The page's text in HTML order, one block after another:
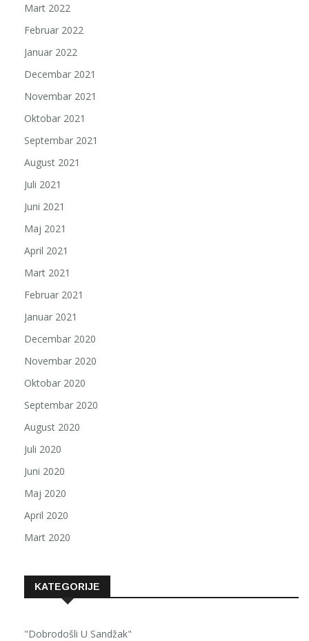
Mart 2022
Februar 2022
Januar 2022
Decembar 2021
Novembar 2021
Oktobar 2021
Septembar 2021
August 2021
Juli 2021
Juni 2021
Maj 2021
April 2021
Mart 2021
Februar 2021
Januar 2021
Decembar 2020
Novembar 2020
Oktobar 2020
Septembar 2020
August 2020
Juli 2020
Juni 2020
Maj 2020
April 2020
Mart 2020
KATEGORIJE
"Dobrodošli U Sandžak"